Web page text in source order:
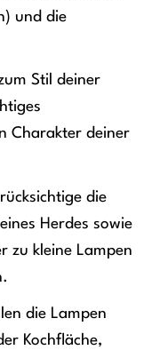
und die
Stil deiner
Charakter deiner
die
Herdes sowie
zu kleine Lampen
die Lampen
Kochfläche,